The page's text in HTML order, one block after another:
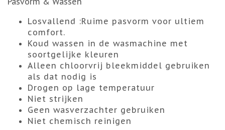
Losvallend :Ruime pasvorm voor ultiem
comfort.
Koud wassen in de wasmachine met
soortgelijke kleuren
Alleen chloorvrij bleekmiddel gebruiken
als dat nodig is
Drogen op lage temperatuur
Niet strijken
Geen wasverzachter gebruiken
Niet chemisch reinigen